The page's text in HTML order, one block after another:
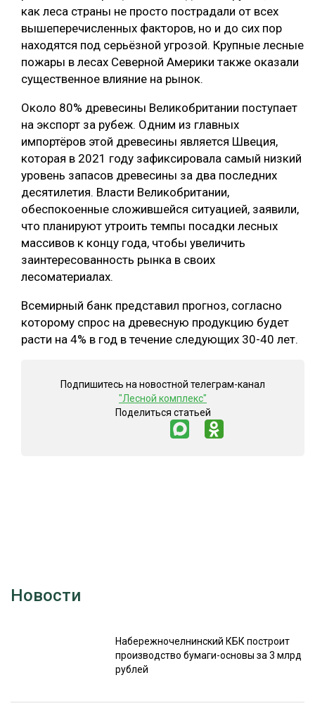
как леса страны не просто пострадали от всех
вышеперечисленных факторов, но и до сих пор
находятся под серьёзной угрозой. Крупные лесные
пожары в лесах Северной Америки также оказали
существенное влияние на рынок.
Около 80% древесины Великобритании поступает
на экспорт за рубеж. Одним из главных
импортёров этой древесины является Швеция,
которая в 2021 году зафиксировала самый низкий
уровень запасов древесины за два последних
десятилетия. Власти Великобритании,
обеспокоенные сложившейся ситуацией, заявили,
что планируют утроить темпы посадки лесных
массивов к концу года, чтобы увеличить
заинтересованность рынка в своих
лесоматериалах.
Всемирный банк представил прогноз, согласно
которому спрос на древесную продукцию будет
расти на 4% в год в течение следующих 30-40 лет.
Подпишитесь на новостной телеграм-канал
"Лесной комплекс"
Поделиться статьей
Новости
Набережночелнинский КБК построит
производство бумаги-основы за 3 млрд
рублей